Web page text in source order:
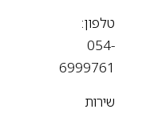
טלפון:
6999761